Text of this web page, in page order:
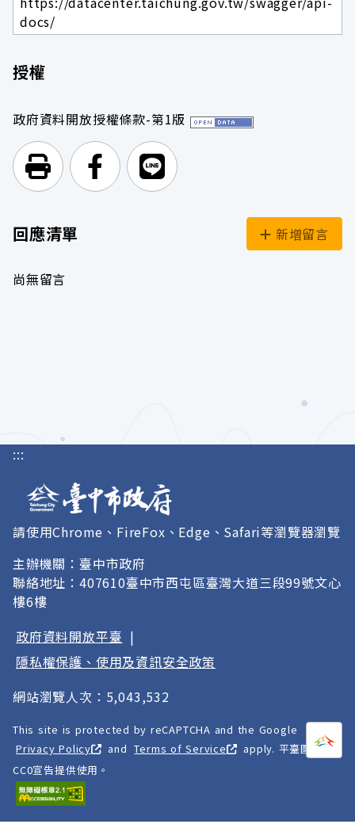
docs/
授權
政府資料開放授權條款-第1版
列印頁面前往Facebook
前往Line
回應清單 新增留言
尚無留言
打開
:::
請使用Chrome、FireFox、Edge、Safari等瀏覽器瀏覽
主辦機關：臺中市政府
聯絡地址：407610臺中市西屯區臺灣大道三段99號文心
樓6樓
政府資料開放平臺 |
隱私權保護、使用及資訊安全政策
網站瀏覽人次：5,043,532
This site is protected by reCAPTCHA and the Google
Privacy Policy
and Terms of Service
apply. 平臺圖像以
CC0宣告提供使用。